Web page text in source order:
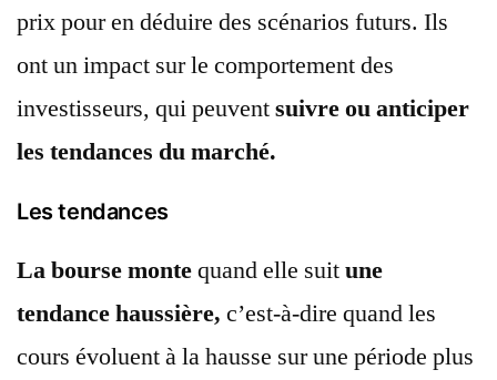
prix pour en déduire des scénarios futurs. Ils
ont un impact sur le comportement des
investisseurs, qui peuventsuivre ou anticiper
les tendances du marché.
Les tendances
La bourse montequand elle suitune
tendance haussière, c’est-à-dire quand les
cours évoluent à la hausse sur une période plus